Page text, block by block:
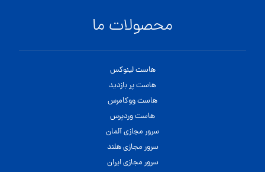
محصولات ما
هاست لینوکس
هاست پر بازدید
هاست ووکامرس
هاست وردپرس
سرور مجازی آلمان
سرور مجازی هلند
سرور مجازی ایران